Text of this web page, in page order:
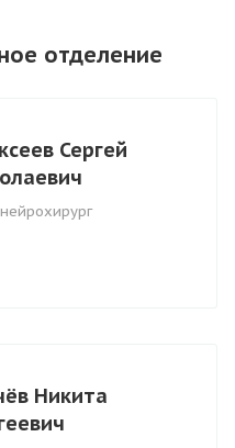
отделение
Сергей
Никита